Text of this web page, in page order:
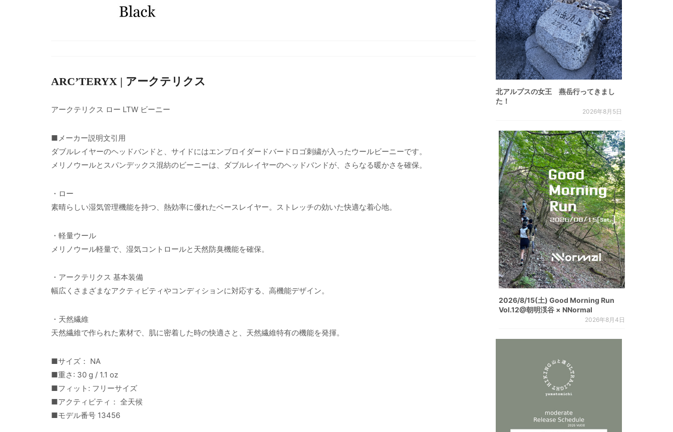
ARC’TERYX | アークテリクス
アークテリクス ロー LTW ビーニー
■メーカー説明文引用
ダブルレイヤーのヘッドバンドと、サイドにはエンブロイダードバードロゴ刺繍が入ったウールビーニーです。
メリノウールとスパンデックス混紡のビーニーは、ダブルレイヤーのヘッドバンドが、さらなる暖かさを確保。
・ロー
素晴らしい湿気管理機能を持つ、熱効率に優れたベースレイヤー。ストレッチの効いた快適な着心地。
・軽量ウール
メリノウール軽量で、湿気コントロールと天然防臭機能を確保。
・アークテリクス 基本装備
幅広くさまざまなアクティビティやコンディションに対応する、高機能デザイン。
・天然繊維
天然繊維で作られた素材で、肌に密着した時の快適さと、天然繊維特有の機能を発揮。
■サイズ： NA
■重さ: 30 g / 1.1 oz
■フィット: フリーサイズ
■アクティビティ： 全天候
■モデル番号 13456
北アルプスの女王 燕岳行ってきまし
た！
2026年8月5日
2026/8/15(土) Good Morning Run
Vol.12@朝明渓谷 × NNormal
2026年8月4日